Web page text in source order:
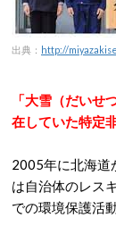
出典： http://
「大雪（だいせ
在していた特定
2005年に北海道
は自治体のレス
での環境保護活